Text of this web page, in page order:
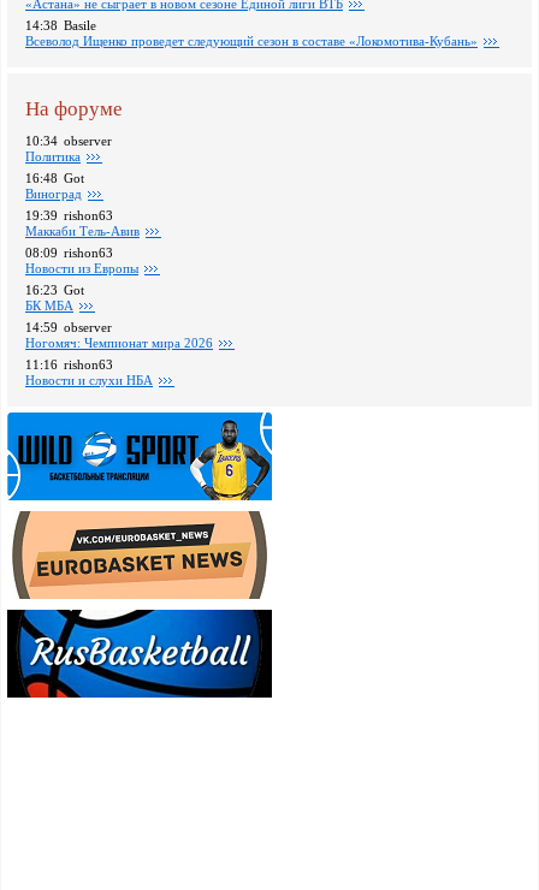
«Астана» не сыграет в новом сезоне Единой лиги ВТБ
14:38 Basile
Всеволод Ищенко проведет следующий сезон в составе «Локомотива-Кубань»
На форуме
10:34 observer
Политика
16:48 Got
Виноград
19:39 rishon63
Маккаби Тель-Авив
08:09 rishon63
Новости из Европы
16:23 Got
БК МБА
14:59 observer
Ногомяч: Чемпионат мира 2026
11:16 rishon63
Новости и слухи НБА